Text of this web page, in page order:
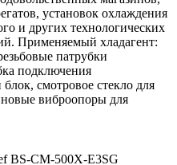
установок охлаждения
и других технологических
Применяемый хладагент:
патрубки
подключения
смотровое стекло для
виброопоры для